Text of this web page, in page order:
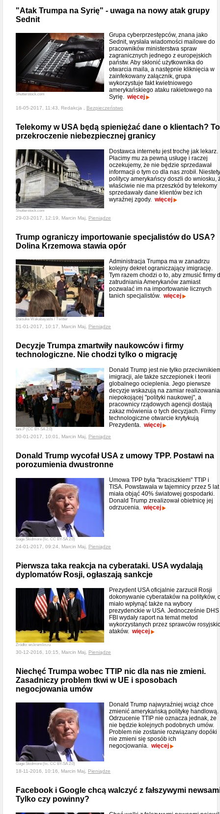
"Atak Trumpa na Syrię" - uwaga na nowy atak grupy
Sednit
Shutterstock.com
Grupa cyberprzestępców, znana jako
Sednit, wysłała wiadomości mailowe do
pracowników ministerstwa spraw
zagranicznych jednego z europejskich
państw. Aby skłonić użytkownika do
otwarcia maila, a następnie kliknięcia w
zainfekowany załącznik, grupa
wykorzystuje fakt kwietniowego
amerykańskiego ataku rakietowego na
Syrię. więcej
16-05-2017, 11:43, Redakcja , Bezpieczeństwo
Telekomy w USA będą spieniężać dane o klientach? To
przekroczenie niebezpiecznej granicy
Shutterstock.com
Dostawca internetu jest trochę jak lekarz.
Płacimy mu za pewną usługę i raczej
oczekujemy, że nie będzie sprzedawał
informacji o tym co dla nas zrobił. Niestety
politycy amerykańscy doszli do wniosku,
właściwie nie ma przeszkód by telekomy
sprzedawały dane klientów bez ich
wyraźnej zgody. więcej
29-03-2017, 12:19, Marcin Maj, Pieniądze
Trump ograniczy importowanie specjalistów do USA?
Dolina Krzemowa stawia opór
Daisuke Wakabayashi / Twitter
Administracja Trumpa ma w zanadrzu
kolejny dekret ograniczający imigrację.
Tym razem chodzi o to, aby zmusić firmy
zatrudniania Amerykanów zamiast
pozwalać im na importowanie licznych
tanich specjalistów. więcej
31-01-2017, 10:17, Marcin Maj, Pieniądze
Decyzje Trumpa zmartwiły naukowców i firmy
technologiczne. Nie chodzi tylko o migrację
tani.P (CC BY-SA 2.0)
Donald Trump jest nie tylko
imigracji, ale także szczepionek i teorii
globalnego ocieplenia. Jego pierwsze
decyzje wskazują na zamiar realizowania
niepokojącej "polityki naukowej", a
pracownicy rządowych agencji dostają
zakaz mówienia o tych decyzjach. Firmy
technologiczne otwarcie krytykują
Prezydenta. więcej
30-01-2017, 10:01, Marcin Maj, Pieniądze
Donald Trump wycofał USA z umowy TPP. Postawi na
porozumienia dwustronne
Gage Skidmore (lic. CC BY-SA 2.0)
Umowa TPP była "braciszkiem" TTIP i
TISA. Powstawała w tajemnicy przez 5
miała objąć 40% światowej gospodarki.
Donald Trump zrealizował obietnicę jej
odrzucenia. więcej
24-01-2017, 09:24, Marcin Maj, Pieniądze
Pierwsza taka reakcja na cyberataki. USA wydalają
dyplomatów Rosji, ogłaszają sankcje
Źródło: en.kremlin.ru
Prezydent USA oficjalnie zarzucił Rosji
dokonywanie cyberataków na polityków,
miało wpłynąć także na wybory
prezydenckie w USA. Jednocześnie DHS
FBI wydały raport na temat metod
wykorzystanych przez sprawców
ataków. więcej
30-12-2016, 10:15, Marcin Maj, Pieniądze
Niechęć Trumpa wobec TTIP nic dla nas nie zmieni.
Zasadniczy problem tkwi w UE i sposobach
negocjowania umów
Gage Skidmore (lic. CC BY-SA 2.0)
Donald Trump najwyraźniej wciąż chce
zmienić amerykańską politykę handlową.
Odrzucenie TTIP nie oznacza jednak, że
nie będzie kolejnych podobnych umów.
Problem nie zostanie rozwiązany dopóki
nie zmieni się sposób ich
negocjowania. więcej
18-11-2016, 10:16, Marcin Maj, Pieniądze
Facebook i Google chcą walczyć z fałszywymi
Tylko czy powinny?